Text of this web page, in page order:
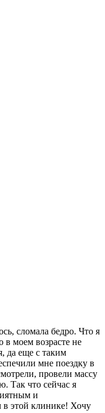
сломала бедро. Что я
в моем возрасте не
да еще с таким
мне поездку в
провели массу
Так что сейчас я
и
в этой клинике! Хочу